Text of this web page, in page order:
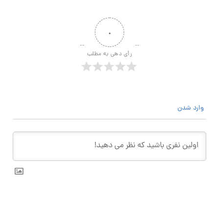
۰
رأی دهی به مطلب
وارد شدن